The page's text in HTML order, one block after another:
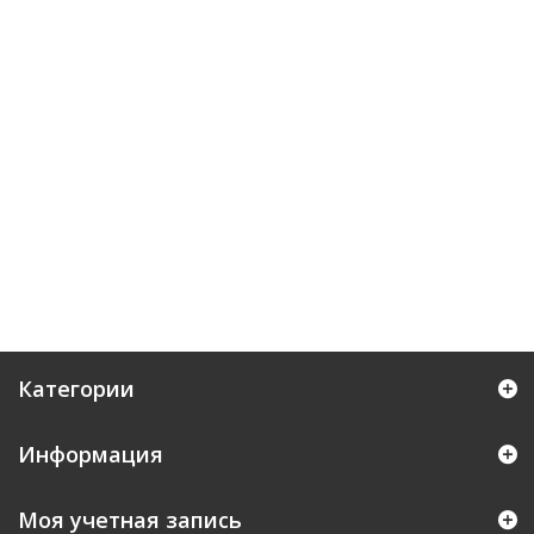
Категории
Информация
Моя учетная запись